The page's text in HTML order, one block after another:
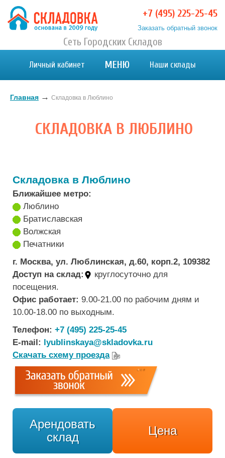
Хранение вещей в Москве и МО. Склад временного
Хранение вещей в Москве и МО. Склад временного хранения. Складовка
+7 (495) 225-25-45
Заказать обратный звонок
Сеть Городских Складов
Личный кабинет МЕНЮ Наши склады
Главная → Складовка в Люблино
СКЛАДОВКА В ЛЮБЛИНО
Складовка в Люблино
Ближайшее метро:
Люблино
Братиславская
Волжская
Печатники
г. Москва, ул. Люблинская, д.60, корп.2, 109382
Доступ на склад:
круглосуточно для
посещения.
Офис работает: 9.00-21.00 по рабочим дням и
10.00-18.00 по выходным.
Телефон: +7 (495) 225-25-45
E-mail: lyublinskaya@skladovka.ru
Скачать схему проезда
Арендовать
склад
Цена